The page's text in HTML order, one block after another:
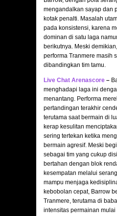
mengandalkan sayap dan
kotak penalti. Masalah
pada konsistensi, karena
dominan di satu laga
berikutnya. Meski
performa Tranmere masih
dibandingkan tim tamu.
Live Chat Arenascore –
menghadapi laga ini
menantang. Performa
pertandingan terakhir
terutama saat bermain di
kerap kesulitan
sering tertekan ketika
bermain agresif. Meski
sebagai tim yang cukup
bertahan dengan blok
kesempatan melalui
mampu menjaga
kebobolan cepat, Barrow
Tranmere, terutama di
intensitas permainan mulai